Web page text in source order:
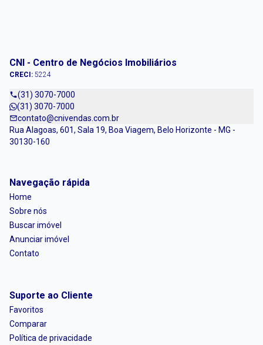
CNI - Centro de Negócios Imobiliários
CRECI: 5224
(31) 3070-7000
(31) 3070-7000
contato@cnivendas.com.br
Rua Alagoas, 601, Sala 19, Boa Viagem, Belo Horizonte - MG -
30130-160
Navegação rápida
Home
Sobre nós
Buscar imóvel
Anunciar imóvel
Contato
Suporte ao Cliente
Favoritos
Comparar
Política de privacidade